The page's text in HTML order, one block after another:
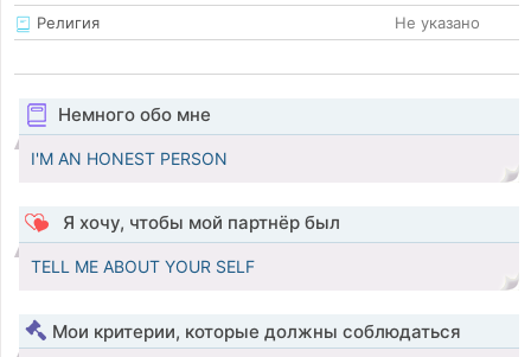
Религия
Не указано
Немного обо мне
I'M AN HONEST PERSON
Я хочу, чтобы мой партнёр был
TELL ME ABOUT YOUR SELF
Мои критерии, которые должны соблюдаться